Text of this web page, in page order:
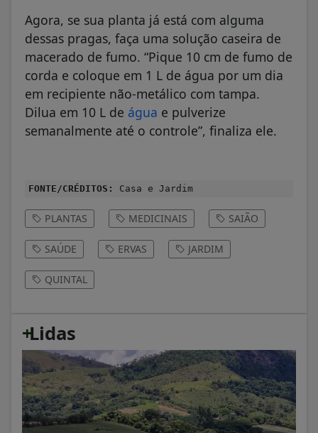
Agora, se sua planta já está com alguma
dessas pragas, faça uma solução caseira de
macerado de fumo. “Pique 10 cm de fumo de
corda e coloque em 1 L de água por um dia
em recipiente não-metálico com tampa.
Dilua em 10 L de água e pulverize
semanalmente até o controle”, finaliza ele.
FONTE/CRÉDITOS: Casa e Jardim
PLANTAS MEDICINAIS SAIÃO
SAÚDE ERVAS JARDIM
QUINTAL
+
Lidas